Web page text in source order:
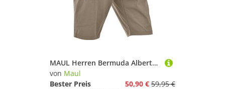
MAUL Herren Bermuda Alberta XT
von Maul
Bester Preis
50,90 € 59,95 €